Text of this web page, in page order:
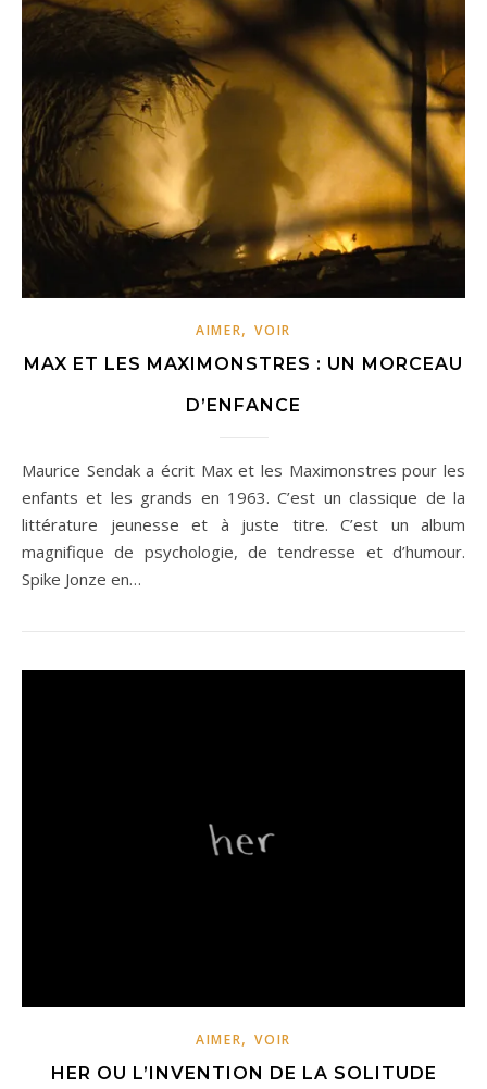
AIMER,VOIR
MAX ET LES MAXIMONSTRES : UN MORCEAU
D’ENFANCE
Maurice Sendak a écrit Max et les Maximonstres pour les
enfants et les grands en 1963. C’est un classique de la
littérature jeunesse et à juste titre. C’est un album
magnifique de psychologie, de tendresse et d’humour.
Spike Jonze en…
AIMER,VOIR
HER OU L’INVENTION DE LA SOLITUDE